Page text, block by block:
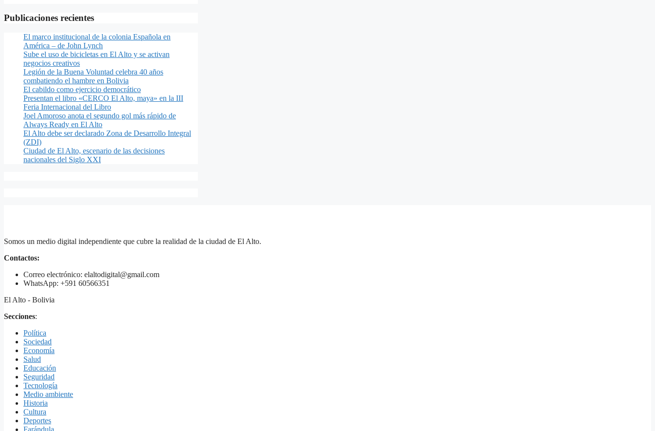
Publicaciones recientes
El marco institucional de la colonia Española en
América – de John Lynch
Sube el uso de bicicletas en El Alto y se activan
negocios creativos
Legión de la Buena Voluntad celebra 40 años
combatiendo el hambre en Bolivia
El cabildo como ejercicio democrático
Presentan el libro «CERCO El Alto, maya» en la III
Feria Internacional del Libro
Joel Amoroso anota el segundo gol más rápido de
Always Ready en El Alto
El Alto debe ser declarado Zona de Desarrollo Integral
(ZDI)
Ciudad de El Alto, escenario de las decisiones
nacionales del Siglo XXI
Somos un medio digital independiente que cubre la realidad de la ciudad de El Alto.
Contactos:
Correo electrónico: elaltodigital@gmail.com
WhatsApp: +591 60566351
El Alto - Bolivia
Secciones:
Política
Sociedad
Economía
Salud
Educación
Seguridad
Tecnología
Medio ambiente
Historia
Cultura
Deportes
Farándula